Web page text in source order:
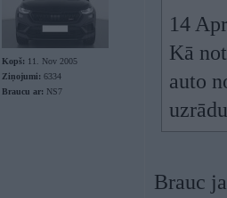
Kopš: 11. Nov 2005
Ziņojumi: 6334
Braucu ar: NS7
14
Kā
auto
Brauc